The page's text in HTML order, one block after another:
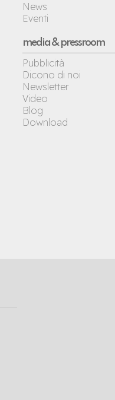
News
Eventi
media & pressroom
Pubblicità
Dicono di noi
Newsletter
Video
Blog
Download